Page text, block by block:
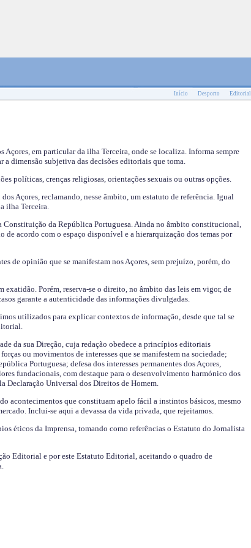
Início Desporto Editorial
em particular da ilha Terceira, onde se localiza. Informa sempre
a dimensão subjetiva das decisões editoriais que toma.
políticas, crenças religiosas, orientações sexuais ou outras opções.
Açores, reclamando, nesse âmbito, um estatuto de referência. Igual
ilha Terceira.
Constituição da República Portuguesa. Ainda no âmbito constitucional,
acordo com o espaço disponível e a hierarquização dos temas por
de opinião que se manifestam nos Açores, sem prejuízo, porém, do
Porém, reserva-se o direito, no âmbito das leis em vigor, de
garante a autenticidade das informações divulgadas.
utilizados para explicar contextos de informação, desde que tal se
da sua Direção, cuja redação obedece a princípios editoriais
ou movimentos de interesses que se manifestem na sociedade;
Portuguesa; defesa dos interesses permanentes dos Açores,
fundacionais, com destaque para o desenvolvimento harmónico dos
Declaração Universal dos Direitos de Homem.
acontecimentos que constituam apelo fácil a instintos básicos, mesmo
Inclui-se aqui a devassa da vida privada, que rejeitamos.
éticos da Imprensa, tomando como referências o Estatuto do Jornalista
Editorial e por este Estatuto Editorial, aceitando o quadro de